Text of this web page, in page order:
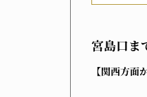
宮島口ま
【関西方面